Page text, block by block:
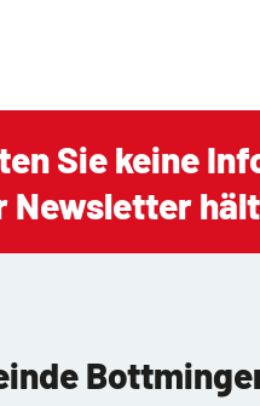
Sie keine
Newsletter